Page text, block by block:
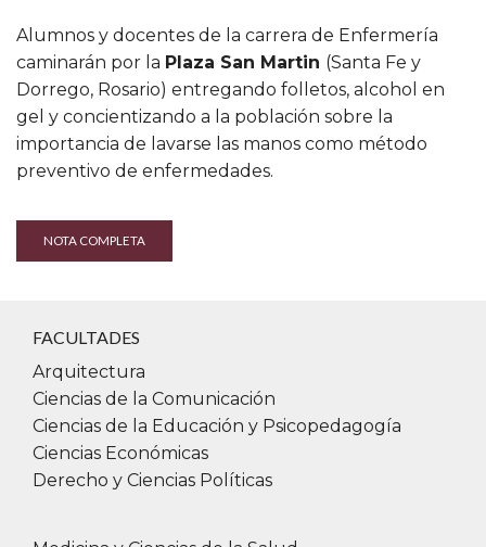
Alumnos y docentes de la carrera de Enfermería
caminarán por la Plaza San Martin (Santa Fe y
Dorrego, Rosario) entregando folletos, alcohol en
gel y concientizando a la población sobre la
importancia de lavarse las manos como método
preventivo de enfermedades.
NOTA COMPLETA
FACULTADES
Arquitectura
Ciencias de la Comunicación
Ciencias de la Educación y Psicopedagogía
Ciencias Económicas
Derecho y Ciencias Políticas